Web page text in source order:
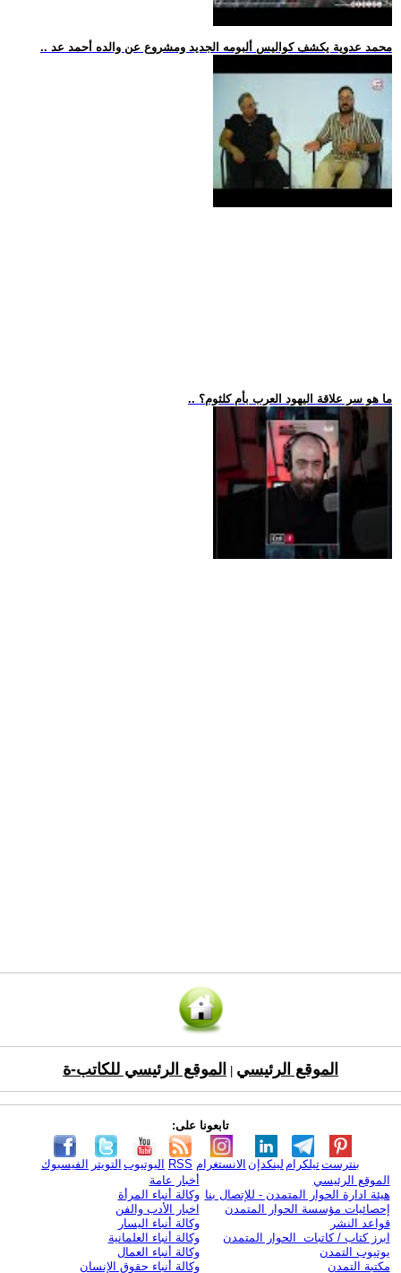
.. محمد عدوية يكشف كواليس ألبومه الجديد ومشروع عن والده أحمد عد
.. ما هو سر علاقة اليهود العرب بأم كلثوم؟
الموقع الرئيسي الموقع الرئيسي للكاتب-ة
تابعونا على:
الفيسبوك التويتر اليوتيوب RSS الانستغرام لينكدإن تيلكرامبنترست
الموقع الرئيسي
هيئة ادارة الحوار المتمدن - للإتصال بنا
إحصائيات مؤسسة الحوار المتمدن
قواعد النشر
ابرز كتاب / كاتبات الحوار المتمدن
يوتيوب التمدن
مكتبة التمدن
أخبار عامة
وكالة أنباء المرأة
اخبار الأدب والفن
وكالة أنباء اليسار
وكالة أنباء العلمانية
وكالة أنباء العمال
وكالة أنباء حقوق الإنسان